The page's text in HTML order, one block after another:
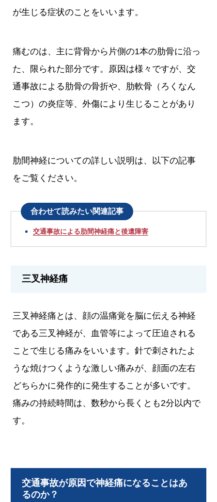
が生じる症状のことをいいます。
痛むのは、主に背骨から片側の1本の肋骨に沿っ
た、限られた部分です。原因は様々ですが、交
通事故による肋骨の骨折や、肋軟骨（ろくなん
こつ）の炎症等、外傷により生じることがあり
ます。
肋間神経についての詳しい説明は、以下の記事
をご覧ください。
合わせて読みたい関連記事
交通事故による肋間神経痛と後遺障害
三叉神経痛
三叉神経痛とは、顔の温痛覚を脳に伝える神経
である三叉神経が、血管等によって圧迫される
ことで生じる痛みをいいます。針で刺されたよ
うな焼けつくような激しい痛みが、顔面の左右
どちらかに発作的に発生することが多いです。
痛みの持続時間は、数秒から長くとも2分以内で
す。
交通事故が原因で神経痛になることはあ
るのか？